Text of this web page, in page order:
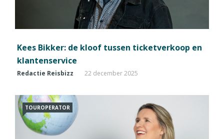
Kees Bikker: de kloof tussen ticketverkoop en
klantenservice
Redactie Reisbizz 22 december 2025
TOUROPERATOR